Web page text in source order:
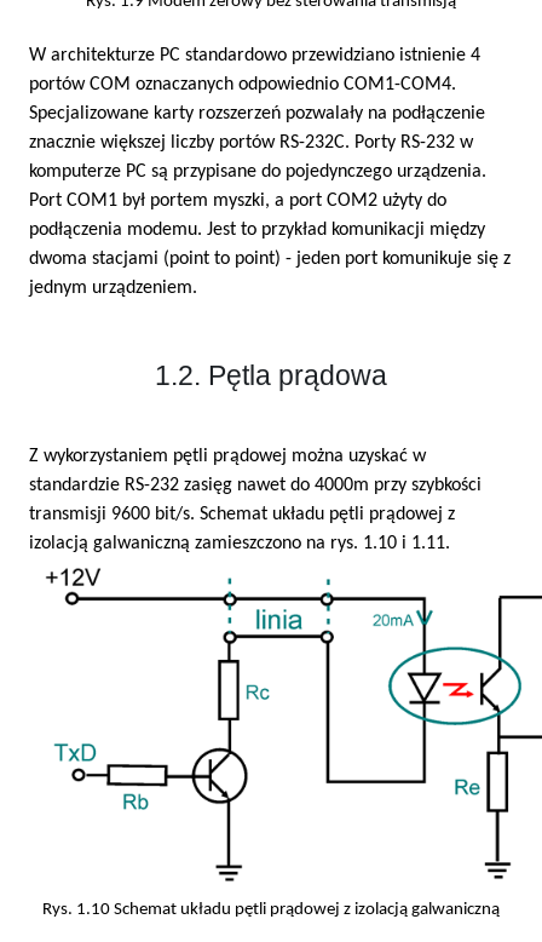
W architekturze PC standardowo przewidziano istnienie 4
portów COM oznaczanych odpowiednio COM1-COM4.
Specjalizowane karty rozszerzeń pozwalały na podłączenie
znacznie większej liczby portów RS-232C. Porty RS-232 w
komputerze PC są przypisane do pojedynczego urządzenia.
Port COM1 był portem myszki, a port COM2 użyty do
podłączenia modemu. Jest to przykład komunikacji między
dwoma stacjami (point to point) - jeden port komunikuje się z
jednym urządzeniem.
1.2. Pętla prądowa
Z wykorzystaniem pętli prądowej można uzyskać w
standardzie RS-232 zasięg nawet do 4000m przy szybkości
transmisji 9600 bit/s. Schemat układu pętli prądowej z
izolacją galwaniczną zamieszczono na rys. 1.10 i 1.11.
Rys. 1.10 Schemat układu pętli prądowej z izolacją galwaniczną